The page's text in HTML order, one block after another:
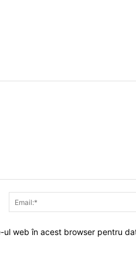
Nume:*
web în acest browser pentru